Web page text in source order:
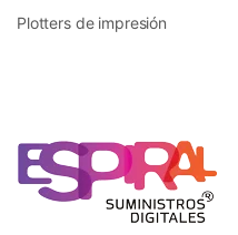
Plotters de impresión